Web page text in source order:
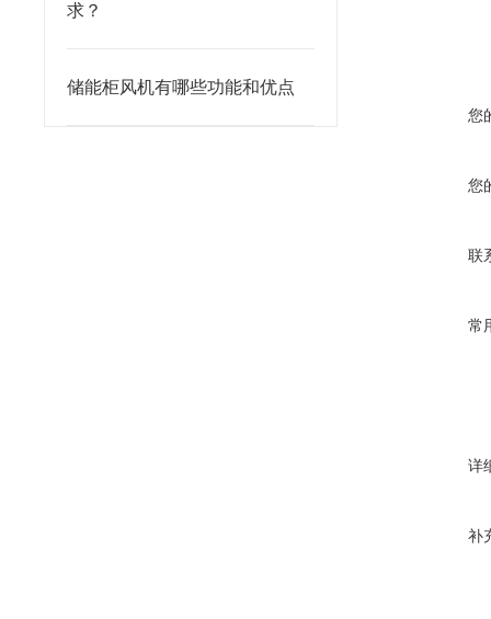
求？
储能柜风机有哪些功能和优点
您
您
联
常
详
补